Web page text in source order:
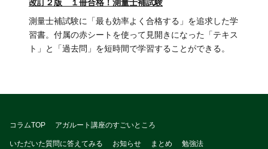
改訂２版 １冊合格！測量士補試験
測量士補試験に「最も効率よく合格する」を追求した学
習書。付属の赤シートを使って見開きになった「テキス
ト」と「過去問」を短時間で学習することができる。
コラムTOP アガルート講座のすごいところ
いただいた質問に答えてみる お知らせ まとめ 勉強法